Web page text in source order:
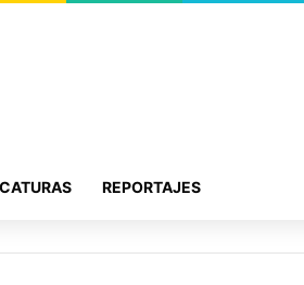
REPORTAJES